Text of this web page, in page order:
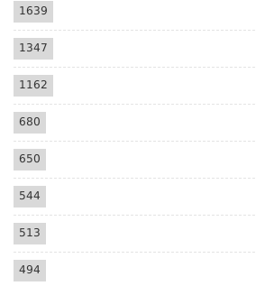
1639
1347
1162
680
650
544
513
494